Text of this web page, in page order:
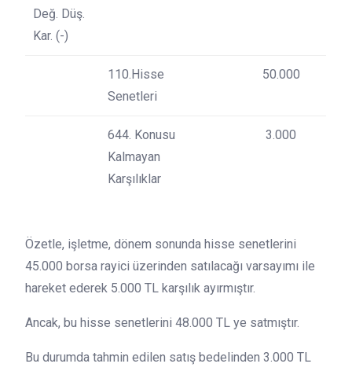
Değ. Düş.
Kar. (-)
110.Hisse
Senetleri
50.000
644. Konusu
Kalmayan
Karşılıklar
3.000
Özetle, işletme, dönem sonunda hisse senetlerini
45.000 borsa rayici üzerinden satılacağı varsayımı ile
hareket ederek 5.000 TL karşılık ayırmıştır.
Ancak, bu hisse senetlerini 48.000 TL ye satmıştır.
Bu durumda tahmin edilen satış bedelinden 3.000 TL